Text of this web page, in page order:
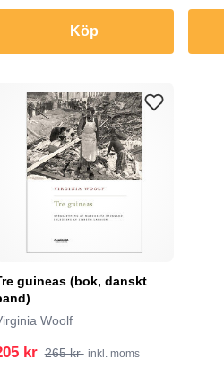
Köp
guineas (bok, danskt
Woolf
kr 265 kr inkl. moms